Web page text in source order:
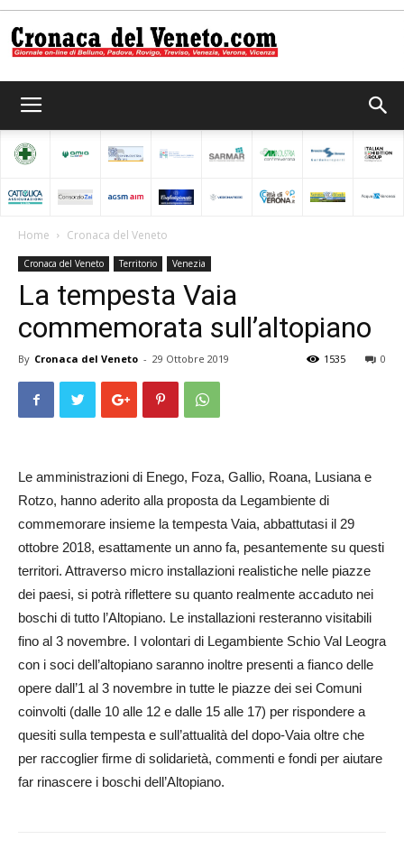
del
Veneto
Home Cronaca del Veneto
Cronaca del Veneto Territorio Venezia
La tempesta Vaia
commemorata sull’altopiano
By Cronaca del Veneto - 29 Ottobre 2019 0
1535
Le amministrazioni di Enego, Foza, Gallio, Roana, Lusiana e
Rotzo, hanno aderito alla proposta da Legambiente di
commemorare insieme la tempesta Vaia, abbattutasi il 29
ottobre 2018, esattamente un anno fa, pesantemente su questi
territori. Attraverso micro installazioni realistiche nelle piazze
dei paesi, si potrà riflettere su quanto realmente accaduto nei
boschi di tutto l’Altopiano. Le installazioni resteranno visitabili
fino al 3 novembre. I volontari di Legam­biente Schio Val Leogra
con i soci dell’altopiano saranno inoltre presenti a fianco delle
opere dall’1 al 3 novembre in tutte le piazze dei sei Comuni
coinvolti (dalle 10 alle 12 e dalle 15 alle 17) per rispondere a
quesiti sulla tempesta e sull’attualità del dopo-Vaia oltre che
per raccoglier firme di solidarietà, commenti e fondi per aiutare
far rinascere i boschi dell’Altopiano.